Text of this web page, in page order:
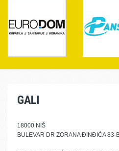
GALI
18000 NIŠ
BULEVAR DR ZORANA ĐINĐIĆA 83-